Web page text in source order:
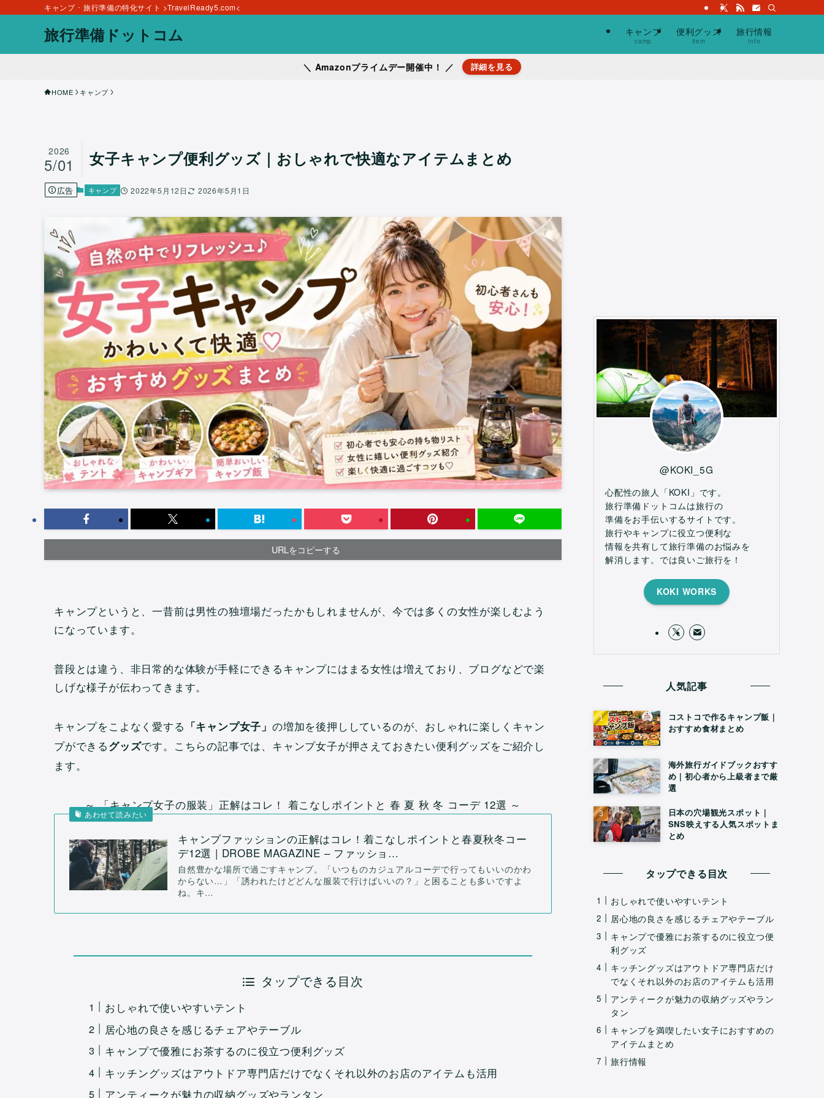
キャンプ ･ 旅行準備の特化サイト >TravelReady5.com<
旅行準備ドットコム キャンプ
camp
便利グッズ
item
旅行情報
info
＼ Amazonプライムデー開催中！ ／ 詳細を見る
HOME キャンプ
女子キャンプ便利グッズ｜おしゃれで快適なアイテムまとめ
2026
5/01
広告 キャンプ 2022年5月12日 2026年5月1日
URLをコピーする
キャンプというと、一昔前は男性の独壇場だったかもしれませんが、今では多くの女性が楽しむよう
になっています。
普段とは違う、非日常的な体験が手軽にできるキャンプにはまる女性は増えており、ブログなどで楽
しげな様子が伝わってきます。
キャンプをこよなく愛する 「キャンプ女子」の増加を後押ししているのが、おしゃれに楽しくキャン
プができる グッズです。こちらの記事では、キャンプ女子が押さえておきたい便利グッズをご紹介し
ます。
～ 「キャンプ女子の服装」正解はコレ！ 着こなしポイントと 春 夏 秋 冬 コーデ 12選 ～
あわせて読みたい
キャンプファッションの正解はコレ！着こなしポイントと春夏秋冬コー
デ12選 | DROBE MAGAZINE – ファッショ…
自然豊かな場所で過ごすキャンプ。「いつものカジュアルコーデで行ってもいいのかわ
からない…」「誘われたけどどんな服装で行けばいいの？」と困ることも多いですよ
ね。キ…
タップできる目次
おしゃれで使いやすいテント
居心地の良さを感じるチェアやテーブル
キャンプで優雅にお茶するのに役立つ便利グッズ
キッチングッズはアウトドア専門店だけでなくそれ以外のお店のアイテムも活用
アンティークが魅力の収納グッズやランタン
@KOKI_5G
心配性の旅人「KOKI」です。
旅行準備ドットコムは旅行の
準備をお手伝いするサイトです。
旅行やキャンプに役立つ便利な
情報を共有して旅行準備のお悩みを
解消します。では良いご旅行を！
KOKI WORKS
人気記事
コストコで作るキャンプ飯｜
おすすめ食材まとめ
海外旅行ガイドブックおすす
め｜初心者から上級者まで厳
選
日本の穴場観光スポット｜
SNS映えする人気スポットま
とめ
タップできる目次
おしゃれで使いやすいテント
居心地の良さを感じるチェアやテーブル
キャンプで優雅にお茶するのに役立つ便
利グッズ
キッチングッズはアウトドア専門店だけ
でなくそれ以外のお店のアイテムも活用
アンティークが魅力の収納グッズやラン
タン
キャンプを満喫したい女子におすすめの
アイテムまとめ
旅行情報